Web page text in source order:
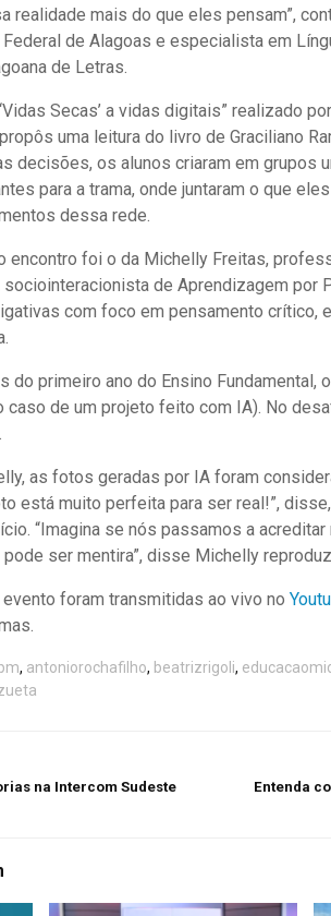
realidade mais do que eles pensam”,
de Alagoas e especialista em
de Letras.
Secas’ a vidas digitais” realizado
uma leitura do livro de Graciliano
decisões, os alunos criaram em grupos
para a trama, onde juntaram o que
dessa rede.
encontro foi o da Michelly Freitas,
sociointeracionista de Aprendizagem por
com foco em pensamento crítico,
do primeiro ano do Ensino
caso de um projeto feito com IA). No
as fotos geradas por IA foram
está muito perfeita para ser real!”,
“Imagina se nós passamos a
ser mentira”, disse Michelly
foram transmitidas ao vivo no
, antoniorochafilho, beatrizrigoli,
na Intercom Sudeste
Entenda